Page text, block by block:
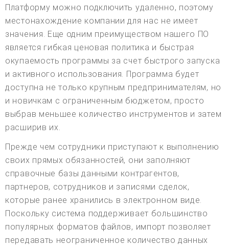
Платформу можно подключить удаленно, поэтому
местонахождение компании для нас не имеет
значения. Еще одним преимуществом нашего ПО
является гибкая ценовая политика и быстрая
окупаемость программы за счет быстрого запуска
и активного использования. Программа будет
доступна не только крупным предпринимателям, но
и новичкам с ограниченным бюджетом, просто
выбрав меньшее количество инструментов и затем
расширив их.
Прежде чем сотрудники приступают к выполнению
своих прямых обязанностей, они заполняют
справочные базы данными контрагентов,
партнеров, сотрудников и записями сделок,
которые ранее хранились в электронном виде.
Поскольку система поддерживает большинство
популярных форматов файлов, импорт позволяет
передавать неограниченное количество данных